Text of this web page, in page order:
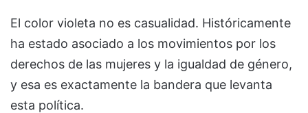
El color violeta no es casualidad. Históricamente
ha estado asociado a los movimientos por los
derechos de las mujeres y la igualdad de género,
y esa es exactamente la bandera que levanta
esta política.